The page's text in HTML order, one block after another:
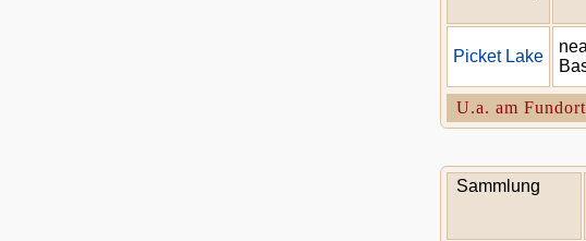
Picket Lake
U.a. am
Sammlung